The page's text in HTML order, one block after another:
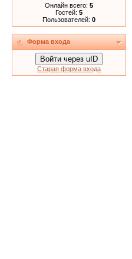
Онлайн всего: 5
Гостей: 5
Пользователей: 0
Форма входа
Войти через uID
Старая форма входа